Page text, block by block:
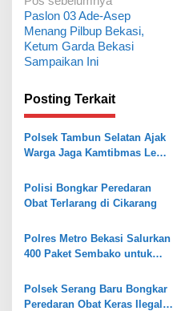
a
v
i
g
a
s
i
p
o
s
Paslon 03 Ade-Asep
Menang Pilbup Bekasi,
Ketum Garda Bekasi
Sampaikan Ini
Posting Terkait
Polsek Tambun Selatan Ajak
Warga Jaga Kamtibmas Lewat
Polisi Bongkar Peredaran
Obat Terlarang di Cikarang
Polres Metro Bekasi Salurkan
400 Paket Sembako untuk
di Hari Kartini
Polsek Serang Baru Bongkar
Peredaran Obat Keras Ilegal,